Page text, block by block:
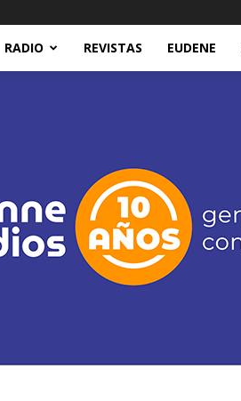
RADIO REVISTAS EUDENE